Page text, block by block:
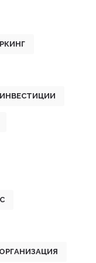
ИНВЕСТИЦИИ
ОРГАНИЗАЦИЯ